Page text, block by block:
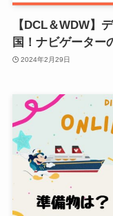
【DCL＆WDW】
国！ナビゲーター
2024年2月29日